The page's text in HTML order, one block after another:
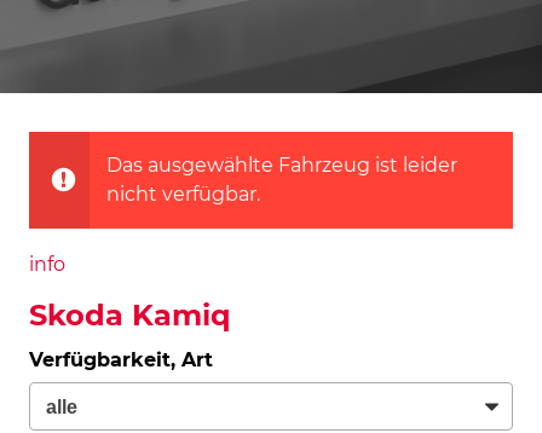
Das ausgewählte Fahrzeug ist leider
nicht verfügbar.
info
Skoda Kamiq
Verfügbarkeit, Art